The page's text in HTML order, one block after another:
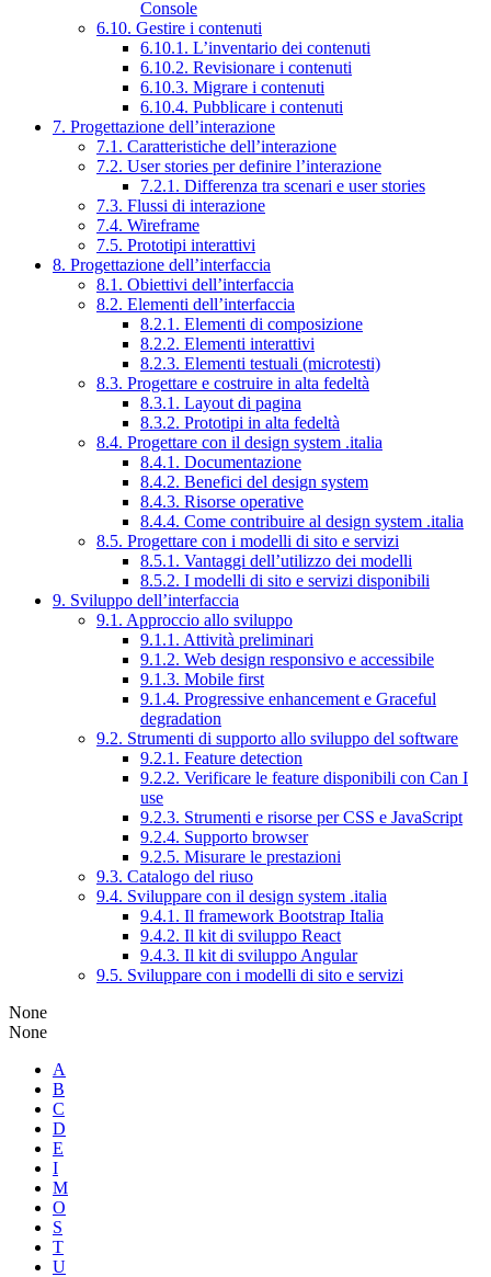
Console
6.10. Gestire i contenuti
6.10.1. L’inventario dei contenuti
6.10.2. Revisionare i contenuti
6.10.3. Migrare i contenuti
6.10.4. Pubblicare i contenuti
7. Progettazione dell’interazione
7.1. Caratteristiche dell’interazione
7.2. User stories per definire l’interazione
7.2.1. Differenza tra scenari e user stories
7.3. Flussi di interazione
7.4. Wireframe
7.5. Prototipi interattivi
8. Progettazione dell’interfaccia
8.1. Obiettivi dell’interfaccia
8.2. Elementi dell’interfaccia
8.2.1. Elementi di composizione
8.2.2. Elementi interattivi
8.2.3. Elementi testuali (microtesti)
8.3. Progettare e costruire in alta fedeltà
8.3.1. Layout di pagina
8.3.2. Prototipi in alta fedeltà
8.4. Progettare con il design system .italia
8.4.1. Documentazione
8.4.2. Benefici del design system
8.4.3. Risorse operative
8.4.4. Come contribuire al design system .italia
8.5. Progettare con i modelli di sito e servizi
8.5.1. Vantaggi dell’utilizzo dei modelli
8.5.2. I modelli di sito e servizi disponibili
9. Sviluppo dell’interfaccia
9.1. Approccio allo sviluppo
9.1.1. Attività preliminari
9.1.2. Web design responsivo e accessibile
9.1.3. Mobile first
9.1.4. Progressive enhancement e Graceful
degradation
9.2. Strumenti di supporto allo sviluppo del software
9.2.1. Feature detection
9.2.2. Verificare le feature disponibili con Can I
use
9.2.3. Strumenti e risorse per CSS e JavaScript
9.2.4. Supporto browser
9.2.5. Misurare le prestazioni
9.3. Catalogo del riuso
9.4. Sviluppare con il design system .italia
9.4.1. Il framework Bootstrap Italia
9.4.2. Il kit di sviluppo React
9.4.3. Il kit di sviluppo Angular
9.5. Sviluppare con i modelli di sito e servizi
None
None
A
B
C
D
E
I
M
O
S
T
U